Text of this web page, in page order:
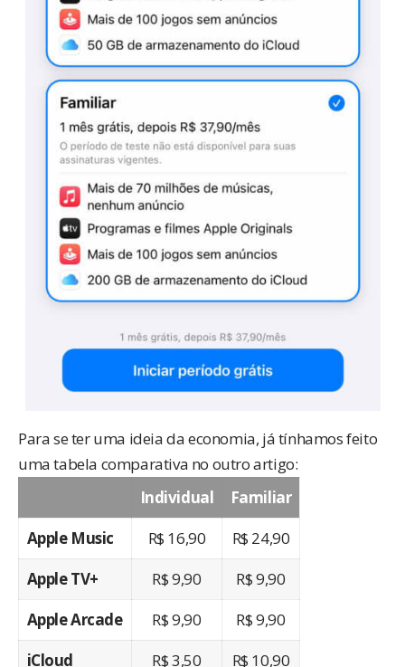
Para se ter uma ideia da economia, já tínhamos feito
uma tabela comparativa no outro artigo:
Individual
Familiar
Apple Music
R$‎ 16,90
R$‎ 24,90
Apple TV+
R$‎ 9,90
R$‎ 9,90
Apple Arcade
R$‎ 9,90
R$‎ 9,90
iCloud
R$‎ 3,50 R$‎ 10,90